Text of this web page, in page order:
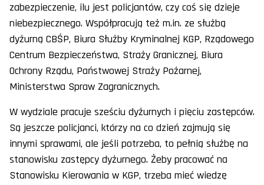
zabezpieczenie, ilu jest policjantów, czy coś się dzieje
niebezpiecznego. Współpracują też m.in. ze służbą
dyżurną CBŚP, Biura Służby Kryminalnej KGP, Rządowego
Centrum Bezpieczeństwa, Straży Granicznej, Biura
Ochrony Rządu, Państwowej Straży Pożarnej,
Ministerstwa Spraw Zagranicznych.
W wydziale pracuje sześciu dyżurnych i pięciu zastępców.
Są jeszcze policjanci, którzy na co dzień zajmują się
innymi sprawami, ale jeśli potrzeba, to pełnią służbę na
stanowisku zastępcy dyżurnego. Żeby pracować na
Stanowisku Kierowania w KGP, trzeba mieć wiedzę